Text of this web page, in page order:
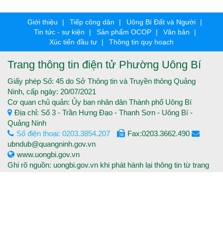
Giới thiệu Tiếp công dân
Uông Bí Đất và Người
Tin tức - sự kiện
Sản phẩm OCOP
Văn bản
Xúc tiến đầu tư
Thông tin quy hoạch
Trang thông tin điện tử Phường Uông Bí
Giấy phép Số: 45 do Sở Thông tin và Truyền thông Quảng
Ninh, cấp ngày: 20/07/2021
Cơ quan chủ quản: Ủy ban nhân dân Thành phố Uông Bí
Địa chỉ: Số 3 - Trần Hưng Đạo - Thanh Sơn - Uông Bí -
Quảng Ninh
Số điện thoại: 0203.3854.207
Fax:0203.3662.490
ubndub@quangninh.gov.vn
www.uongbi.gov.vn
Ghi rõ nguồn: uongbi.gov.vn khi phát hành lại thông tin từ trang